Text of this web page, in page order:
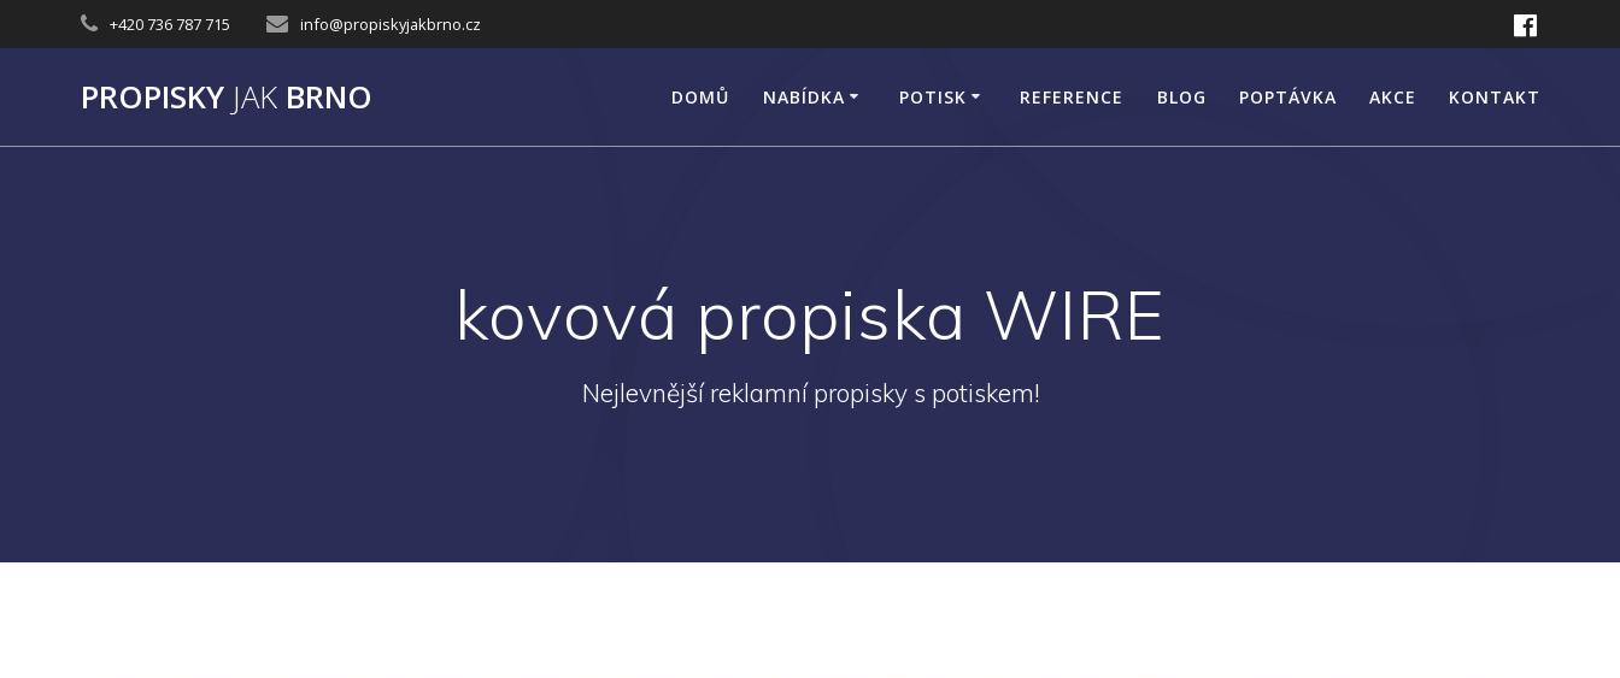
Přeskočit
na
+420 736 787 715 info@propiskyjakbrno.cz
PROPISKY JAK BRNO DOMŮ NABÍDKA POTISK REFERENCE BLOG POPTÁVKA AKCE KONTAKT
kovová propiska WIRE
Nejlevnější reklamní propisky s potiskem!